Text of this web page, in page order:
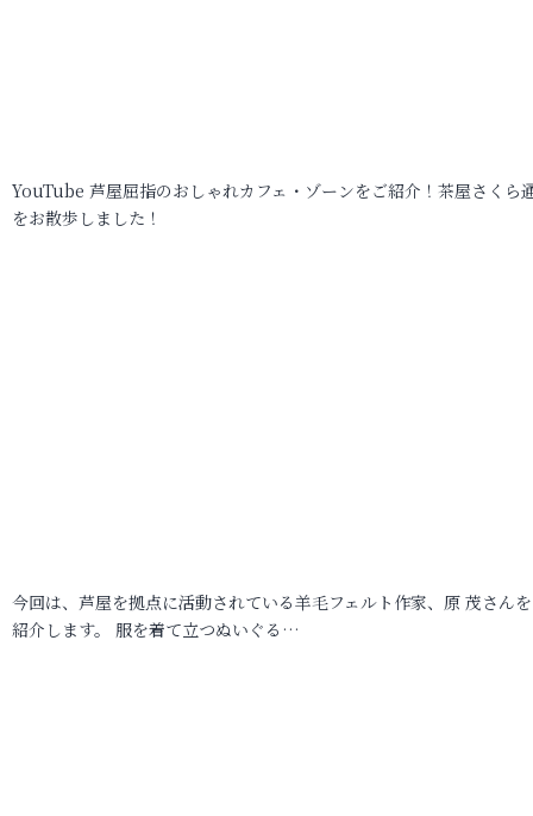
YouTube 芦屋屈指のおしゃれカフェ・ゾーンをご紹介！茶屋さくら
をお散歩しました！
今回は、芦屋を拠点に活動されている羊毛フェルト作家、原 茂さん
紹介します。 服を着て立つぬいぐる…